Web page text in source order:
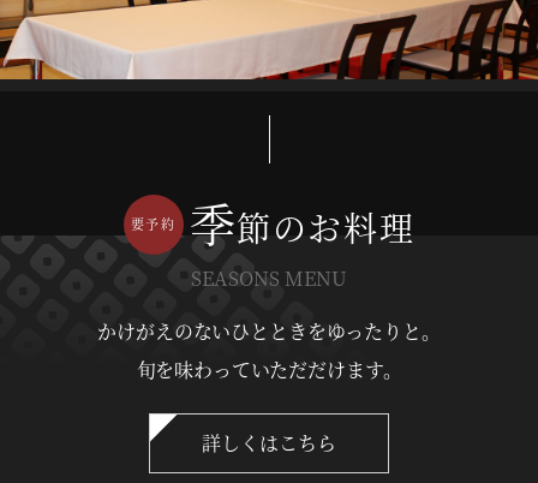
季節のお料理
SEASONS MENU
かけがえのないひとときをゆったりと。
旬を味わっていただだけます。
詳しくはこちら